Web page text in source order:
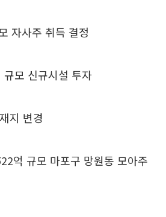
자사주 취득 결정
모 신규시설 투자
지 변경
억 규모 마포구 망원동 모아주